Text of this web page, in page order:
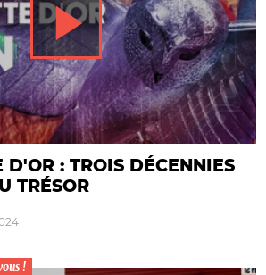
D'OR : TROIS DÉCENNIES
TRÉSOR
!